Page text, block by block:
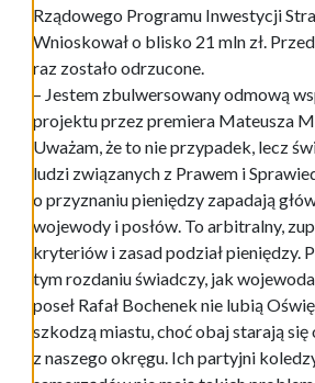
Rządowego Programu Inwestycji
Wnioskował o blisko 21 mln zł.
raz zostało odrzucone.
– Jestem zbulwersowany odmową
projektu przez premiera Mateusza
Uważam, że to nie przypadek, lecz
ludzi związanych z Prawem i
o przyznaniu pieniędzy zapadają
wojewody i posłów. To arbitralny,
kryteriów i zasad podział pieniędzy.
tym rozdaniu świadczy, jak
poseł Rafał Bochenek nie lubią
szkodzą miastu, choć obaj starają
z naszego okręgu. Ich partyjni